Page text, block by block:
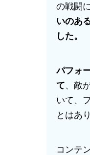
の戦闘
いのあ
した。
パフォ
て、敵
いて、
とはあ
コンテ